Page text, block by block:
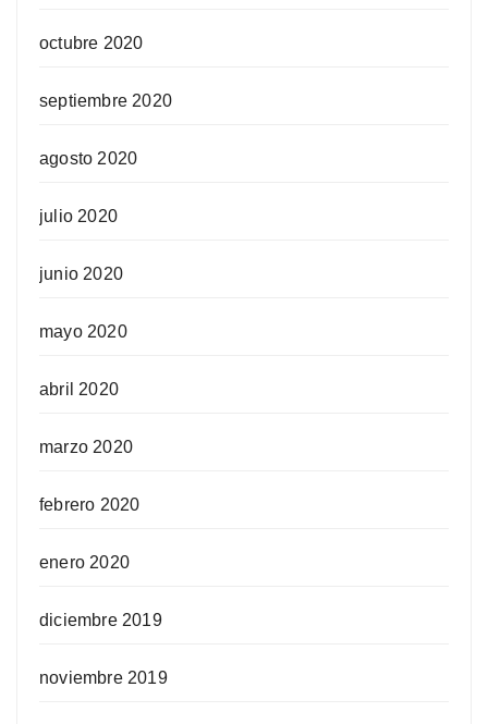
octubre 2020
septiembre 2020
agosto 2020
julio 2020
junio 2020
mayo 2020
abril 2020
marzo 2020
febrero 2020
enero 2020
diciembre 2019
noviembre 2019